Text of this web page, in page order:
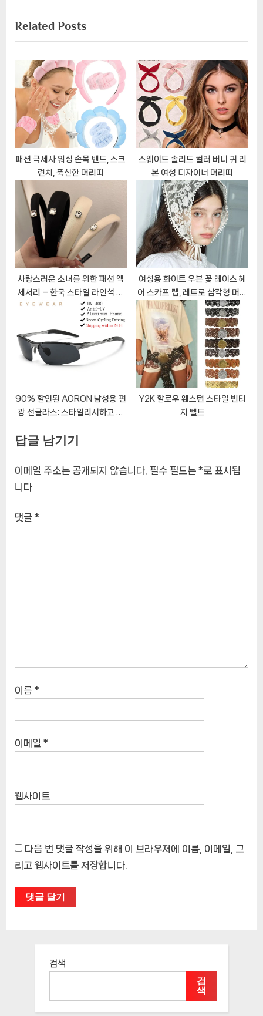
색
v
i
o
u
s
P
o
s
t
x
t
P
o
s
t
:
Related Posts
패션 극세사 워싱 손목 밴드, 스크
런치, 푹신한 머리띠
스웨이드 솔리드 컬러 버니 귀 리
본 여성 디자이너 머리띠
사랑스러운 소녀를 위한 패션 액
세서리 – 한국 스타일 라인석 헤
어밴드
여성용 화이트 우븐 꽃 레이스 헤
어 스카프 랩, 레트로 삼각형 머리
스카프 모자
90% 할인된 AORON 남성용 편
광 선글라스: 스타일리시하고 안
Y2K 할로우 웨스턴 스타일 빈티
지 벨트
답글 남기기
이메일 주소는 공개되지 않습니다. 필수 필드는 *로 표시됩
니다
댓글 *
이름 *
이메일 *
웹사이트
다음 번 댓글 작성을 위해 이 브라우저에 이름, 이메일, 그
리고 웹사이트를 저장합니다.
검색
검
색